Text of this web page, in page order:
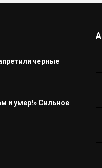
черные
и умер!» Сильное